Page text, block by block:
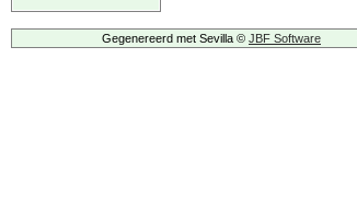
Gegenereerd met Sevilla © JBF Software